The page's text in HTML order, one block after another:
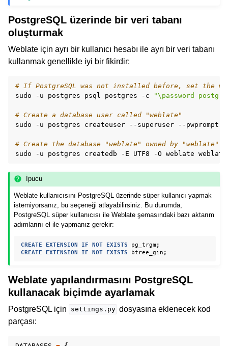
PostgreSQL üzerinde bir veri tabanı
oluşturmak
Weblate için ayrı bir kullanıcı hesabı ile ayrı bir veri tabanı
kullanmak genellikle iyi bir fikirdir:
# If PostgreSQL was not installed before, set the
sudo
-u postgres psql postgres -c "\password
# Create a database user called "weblate"
sudo
-u postgres createuser --superuser --pwprompt
# Create the database "weblate" owned by "weblate"
sudo
-u postgres createdb -E UTF8 -O weblate
İpucu
Weblate kullanıcısını PostgreSQL üzerinde süper kullanıcı yapmak
istemiyorsanız, bu seçeneği atlayabilirsiniz. Bu durumda,
PostgreSQL süper kullanıcısı ile Weblate şemasındaki bazı aktarım
adımlarını el ile yapmanız gerekir:
CREATE EXTENSION IF NOT EXISTS pg_trgm;
CREATE
EXTENSION IF NOT EXISTS btree_gin ;
Weblate yapılandırmasını PostgreSQL
kullanacak biçimde ayarlamak
PostgreSQL için settings.py dosyasına eklenecek kod
parçası: